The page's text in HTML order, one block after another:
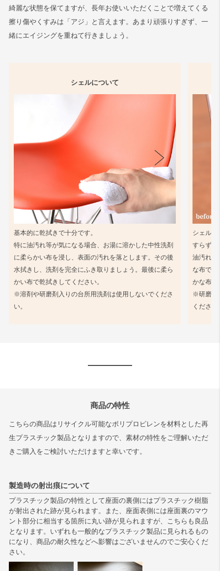
綺麗な状態を保てますが、長年お使いいただくことで増えてくる
擦り傷やくすみは「アジ」と言えます。あまり頑張りすぎず、一
緒にエイジングを重ねて行きましょう。
シェルについて
基本的に乾拭きで十分です。
特に油汚れ等が気になる場合、お湯に溶かした中性洗剤
に柔らかい布を浸し、表面の汚れを落とします。その後
水拭きし、洗剤を完全にふき取りましょう。最後に柔ら
かい布で乾拭きしてください。
※溶剤や研磨剤入りの台所用洗剤は使用しないでくださ
い。
シェル同
すらず、
油汚れ等
な布で軽
かな布で
※研磨剤
ください
商品の特性
こちらの商品はリサイクル可能なポリプロピレンを材料とした再
生プラスチック製品となりますので、素材の特性をご理解いただ
きご購入をご検討いただけますと幸いです。
製造時の射出痕について
プラスチック製品の特性として座面の裏側にはプラスチック樹脂
が射出された跡が見られます。また、座面表側には座面裏のマウ
ント部分に相当する箇所に丸い跡が見られますが、こちらも良品
となります。いずれも一般的なプラスチック製品に見られるもの
になり、商品の耐久性などへ影響はございませんのでご安心くだ
さい。